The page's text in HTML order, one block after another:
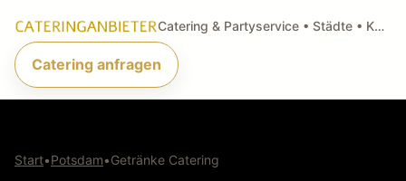
Catering & Partyservice • Städte • Küchenarten • Anfragen
Catering anfragen
Start•Potsdam•Getränke Catering